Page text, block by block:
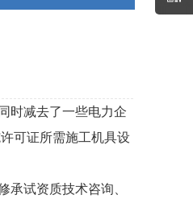
时减去了一些电力企
可证所需施工机具设
试资质技术咨询、